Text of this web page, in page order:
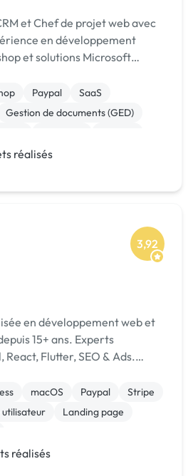
et Chef de projet web avec
en développement
et solutions Microsoft
Paypal
SaaS
Gestion de documents (GED)
réalisés
3,92
en développement web et
15+ ans. Experts
Flutter, SEO & Ads.
macOS Paypal
Stripe
Landing page
réalisés